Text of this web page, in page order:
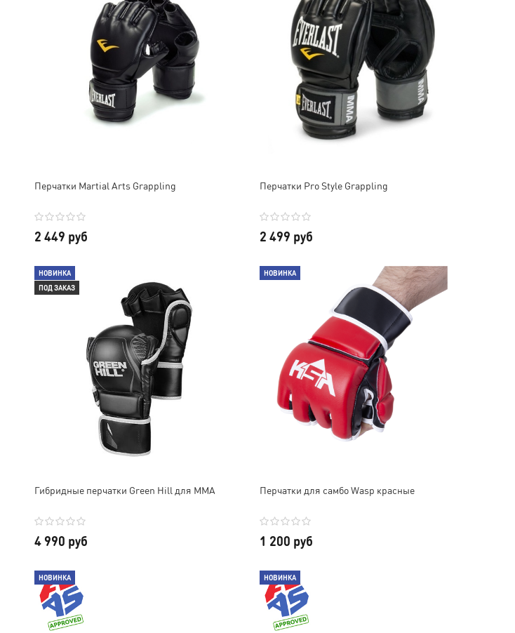
Перчатки Martial Arts Grappling
2 449 руб
Перчатки Pro Style Grappling
2 499 руб
НОВИНКА
ПОД ЗАКАЗ
Гибридные перчатки Green Hill для MMA
4 990 руб
НОВИНКА
Перчатки для самбо Wasp красные
1 200 руб
НОВИНКА НОВИНКА